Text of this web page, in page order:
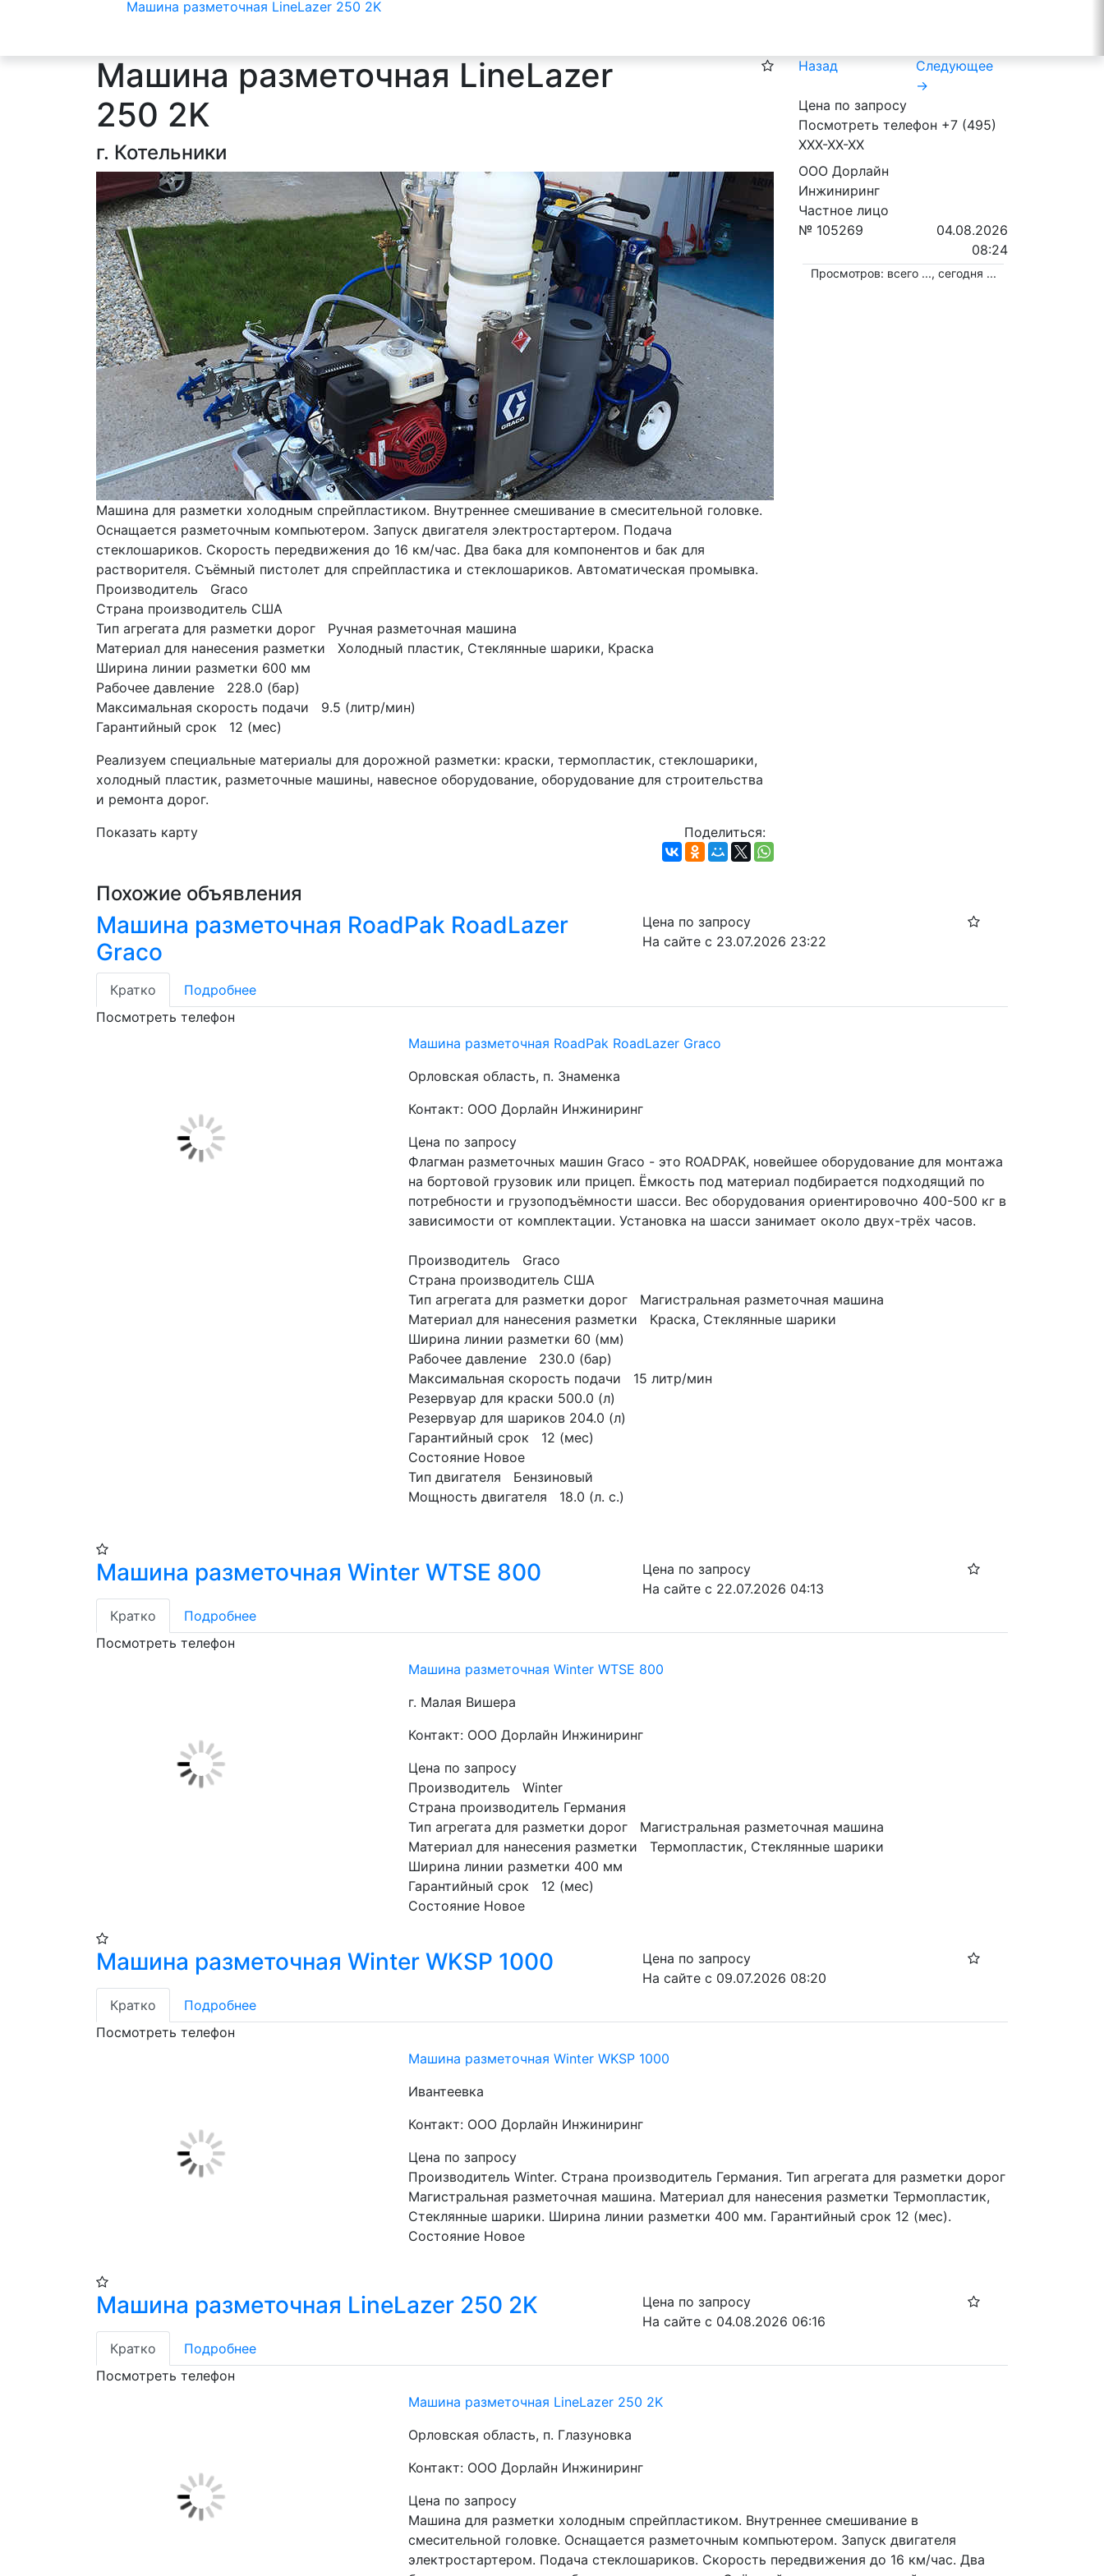
Машина разметочная LineLazer 250 2K
Машина разметочная LineLazer
250 2K
г. Котельники
Машина для разметки холодным спрейпластиком. Внутреннее смешивание в смесительной головке.
Оснащается разметочным компьютером. Запуск двигателя электростартером. Подача
стеклошариков. Скорость передвижения до 16 км/час. Два бака для компонентов и бак для
растворителя. Съёмный пистолет для спрейпластика и стеклошариков. Автоматическая промывка.
Производитель   Graco
Страна производитель США
Тип агрегата для разметки дорог   Ручная разметочная машина
Материал для нанесения разметки   Холодный пластик, Стеклянные шарики, Краска
Ширина линии разметки 600 мм
Рабочее давление   228.0 (бар)
Максимальная скорость подачи   9.5 (литр/мин)
Гарантийный срок   12 (мес)
Реализуем специальные материалы для дорожной разметки: краски, термопластик, стеклошарики,
холодный пластик, разметочные машины, навесное оборудование, оборудование для строительства
и ремонта дорог.
Показать карту
Поделиться:
Назад
Следующее
→
Цена по запросу
Посмотреть телефон +7 (495)
XXX-XX-XX
ООО Дорлайн
Инжиниринг
Частное лицо
№ 105269
04.08.2026
08:24
Просмотров: всего ..., сегодня ...
Похожие объявления
Машина разметочная RoadPak RoadLazer
Graco
Цена по запросу
На сайте с 23.07.2026 23:22
Кратко
Подробнее
Посмотреть телефон
Машина разметочная RoadPak RoadLazer Graco
Орловская область, п. Знаменка
Контакт: ООО Дорлайн Инжиниринг
Цена по запросу
Флагман разметочных машин Graco - это ROADPAK, новейшее оборудование для монтажа
на бортовой грузовик или прицеп. Ёмкость под материал подбирается подходящий по
потребности и грузоподъёмности шасси. Вес оборудования ориентировочно 400-500 кг в
зависимости от комплектации. Установка на шасси занимает около двух-трёх часов.
Производитель   Graco
Страна производитель США
Тип агрегата для разметки дорог   Магистральная разметочная машина
Материал для нанесения разметки   Краска, Стеклянные шарики
Ширина линии разметки 60 (мм)
Рабочее давление   230.0 (бар)
Максимальная скорость подачи   15 литр/мин
Резервуар для краски 500.0 (л)
Резервуар для шариков 204.0 (л)
Гарантийный срок   12 (мес)
Состояние Новое
Тип двигателя   Бензиновый
Мощность двигателя   18.0 (л. с.)
Машина разметочная Winter WTSE 800
Цена по запросу
На сайте с 22.07.2026 04:13
Кратко
Подробнее
Посмотреть телефон
Машина разметочная Winter WTSE 800
г. Малая Вишера
Контакт: ООО Дорлайн Инжиниринг
Цена по запросу
Производитель   Winter
Страна производитель Германия
Тип агрегата для разметки дорог   Магистральная разметочная машина
Материал для нанесения разметки   Термопластик, Стеклянные шарики
Ширина линии разметки 400 мм
Гарантийный срок   12 (мес)
Состояние Новое
Машина разметочная Winter WKSP 1000
Цена по запросу
На сайте с 09.07.2026 08:20
Кратко
Подробнее
Посмотреть телефон
Машина разметочная Winter WKSP 1000
Ивантеевка
Контакт: ООО Дорлайн Инжиниринг
Цена по запросу
Производитель Winter. Страна производитель Германия. Тип агрегата для разметки дорог
Магистральная разметочная машина. Материал для нанесения разметки Термопластик,
Стеклянные шарики. Ширина линии разметки 400 мм. Гарантийный срок 12 (мес).
Состояние Новое
Машина разметочная LineLazer 250 2K
Цена по запросу
На сайте с 04.08.2026 06:16
Кратко
Подробнее
Посмотреть телефон
Машина разметочная LineLazer 250 2K
Орловская область, п. Глазуновка
Контакт: ООО Дорлайн Инжиниринг
Цена по запросу
Машина для разметки холодным спрейпластиком. Внутреннее смешивание в
смесительной головке. Оснащается разметочным компьютером. Запуск двигателя
электростартером. Подача стеклошариков. Скорость передвижения до 16 км/час. Два